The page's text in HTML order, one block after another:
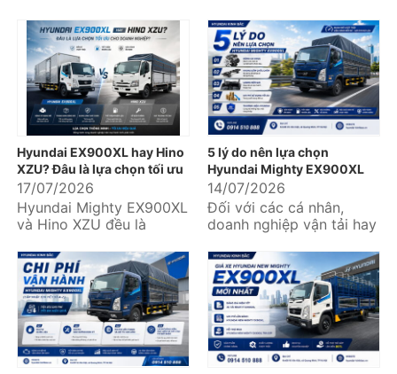
Hyundai EX900XL hay Hino
XZU? Đâu là lựa chọn tối ưu
cho doanh nghiệp?
17/07/2026
Hyundai Mighty EX900XL
và Hino XZU đều là
được nhiều doanh nghiệp
vận tải,...
5 lý do nên lựa chọn
Hyundai Mighty EX900XL
14/07/2026
Đối với các cá nhân,
doanh nghiệp vận tải hay
một chiếc xe tải không...